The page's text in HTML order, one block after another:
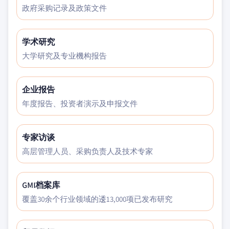
政府采购记录及政策文件
学术研究
大学研究及专业機构报告
企业报告
年度报告、投资者演示及申报文件
专家访谈
高层管理人员、采购负责人及技术专家
GMI档案库
覆盖30余个行业领域的逶13,000项已发布研究